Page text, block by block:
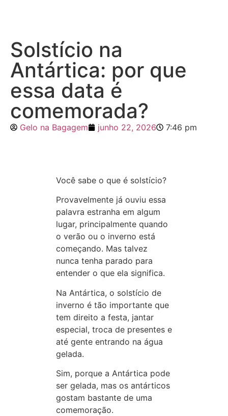
Solstício na
Antártica: por que
essa data é
comemorada?
Gelo na Bagagem junho 22, 2026 7:46 pm
Você sabe o que é solstício?
Provavelmente já ouviu essa
palavra estranha em algum
lugar, principalmente quando
o verão ou o inverno está
começando. Mas talvez
nunca tenha parado para
entender o que ela significa.
Na Antártica, o solstício de
inverno é tão importante que
tem direito a festa, jantar
especial, troca de presentes e
até gente entrando na água
gelada.
Sim, porque a Antártica pode
ser gelada, mas os antárticos
gostam bastante de uma
comemoração.